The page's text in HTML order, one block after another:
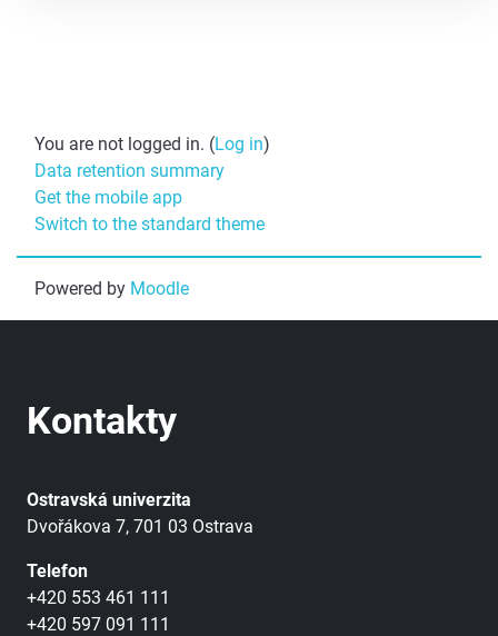
You are not logged in. (Log in)
Data retention summary
Get the mobile app
Switch to the standard theme
Powered by Moodle
Kontakty
Ostravská univerzita
Dvořákova 7, 701 03 Ostrava
Telefon
+420 553 461 111
+420 597 091 111